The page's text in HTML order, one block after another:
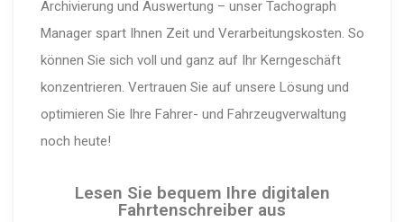
Archivierung und Auswertung – unser Tachograph
Manager spart Ihnen Zeit und Verarbeitungskosten. So
können Sie sich voll und ganz auf Ihr Kerngeschäft
konzentrieren. Vertrauen Sie auf unsere Lösung und
optimieren Sie Ihre Fahrer- und Fahrzeugverwaltung
noch heute!
Lesen Sie bequem Ihre digitalen
Fahrtenschreiber aus